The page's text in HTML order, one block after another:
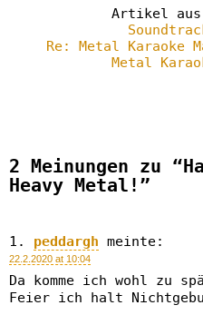
Artikel aus
Re: Metal Karaoke
Metal
2 Meinungen zu
Heavy Metal!”
peddargh meinte:
22.2.2020 at 10:04
Da komme ich wohl zu
Feier ich halt